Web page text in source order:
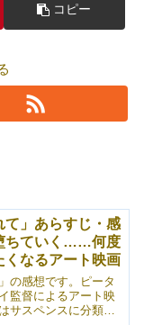
コピー
て」あらすじ・感
ちていく……何度
くなるアート映画
の感想です。ピータ
監督によるアート映
サスペンスに分類さ